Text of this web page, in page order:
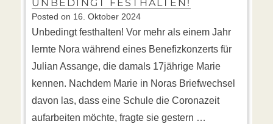
UNBEDINGT FESTHALTEN!
Posted on 16. Oktober 2024
Unbedingt festhalten! Vor mehr als einem Jahr
lernte Nora während eines Benefizkonzerts für
Julian Assange, die damals 17jährige Marie
kennen. Nachdem Marie in Noras Briefwechsel
davon las, dass eine Schule die Coronazeit
aufarbeiten möchte, fragte sie gestern …